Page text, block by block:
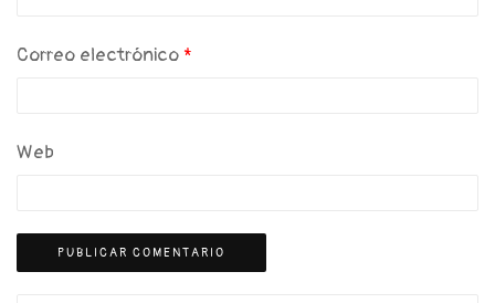
Correo electrónico *
Web